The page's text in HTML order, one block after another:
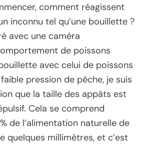
comment réagissent
inconnu tel qu’une bouillette ?
avec une caméra
de poissons
avec celui de poissons
pression de pêche, je suis
que la taille des appâts est
Cela se comprend
de l’alimentation naturelle de
quelques millimètres, et c’est